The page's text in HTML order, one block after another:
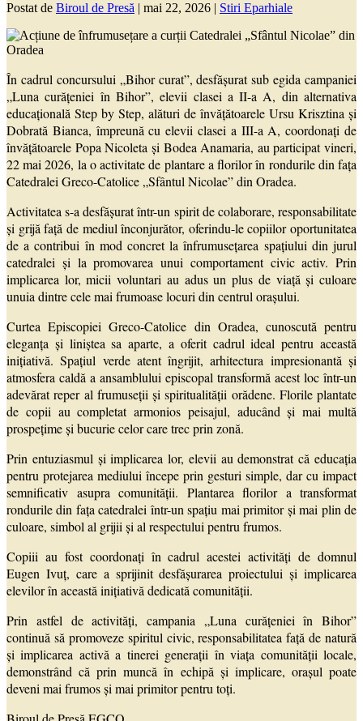
Postat de Biroul de Presă | mai 22, 2026 | Stiri Eparhiale
În cadrul concursului „Bihor curat”, desfășurat sub egida campaniei
„Luna curățeniei în Bihor”, elevii clasei a II-a A, din alternativa
educațională Step by Step, alături de învățătoarele Ursu Krisztina și
Dobrată Bianca, împreună cu elevii clasei a III-a A, coordonați de
învățătoarele Popa Nicoleta și Bodea Anamaria, au participat vineri,
22 mai 2026, la o activitate de plantare a florilor în rondurile din fața
Catedralei Greco-Catolice „Sfântul Nicolae” din Oradea.
Activitatea s-a desfășurat într-un spirit de colaborare, responsabilitate
și grijă față de mediul înconjurător, oferindu-le copiilor oportunitatea
de a contribui în mod concret la înfrumusețarea spațiului din jurul
catedralei și la promovarea unui comportament civic activ. Prin
implicarea lor, micii voluntari au adus un plus de viață și culoare
unuia dintre cele mai frumoase locuri din centrul orașului.
Curtea Episcopiei Greco-Catolice din Oradea, cunoscută pentru
eleganța și liniștea sa aparte, a oferit cadrul ideal pentru această
inițiativă. Spațiul verde atent îngrijit, arhitectura impresionantă și
atmosfera caldă a ansamblului episcopal transformă acest loc într-un
adevărat reper al frumuseții și spiritualității orădene. Florile plantate
de copii au completat armonios peisajul, aducând și mai multă
prospețime și bucurie celor care trec prin zonă.
Prin entuziasmul și implicarea lor, elevii au demonstrat că educația
pentru protejarea mediului începe prin gesturi simple, dar cu impact
semnificativ asupra comunității. Plantarea florilor a transformat
rondurile din fața catedralei într-un spațiu mai primitor și mai plin de
culoare, simbol al grijii și al respectului pentru frumos.
Copiii au fost coordonați în cadrul acestei activități de domnul
Eugen Ivuț, care a sprijinit desfășurarea proiectului și implicarea
elevilor în această inițiativă dedicată comunității.
Prin astfel de activități, campania „Luna curățeniei în Bihor”
continuă să promoveze spiritul civic, responsabilitatea față de natură
și implicarea activă a tinerei generații în viața comunității locale,
demonstrând că prin muncă în echipă și implicare, orașul poate
deveni mai frumos și mai primitor pentru toți.